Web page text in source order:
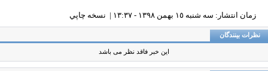
زمان انتشار: سه شنبه ١٥ بهمن ١٣٩٨ - ١٣:٣٧ | نسخه چاپي
بینندگان
این خبر فاقد نظر می باشد